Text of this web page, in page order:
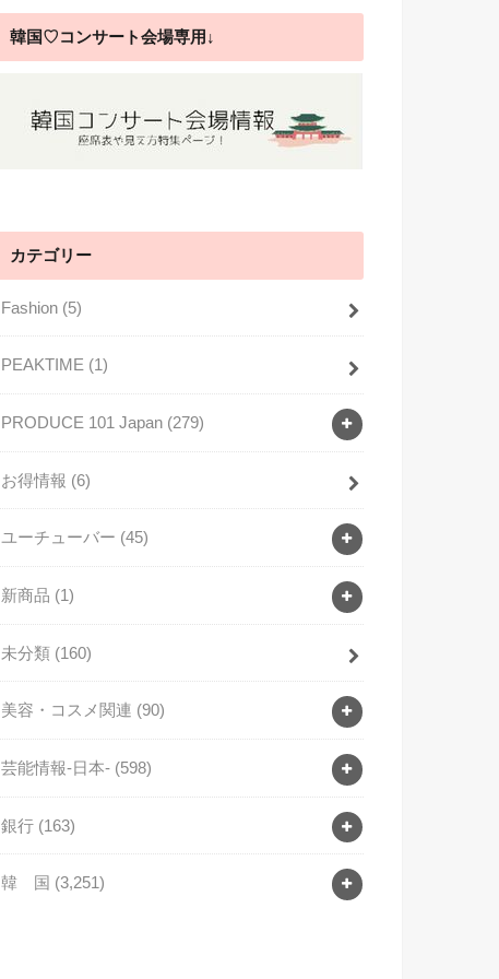
韓国♡コンサート会場専用↓
カテゴリー
Fashion (5)
PEAKTIME (1)
PRODUCE 101 Japan (279)
お得情報 (6)
ユーチューバー (45)
新商品 (1)
未分類 (160)
美容・コスメ関連 (90)
芸能情報-日本- (598)
銀行 (163)
韓 国 (3,251)